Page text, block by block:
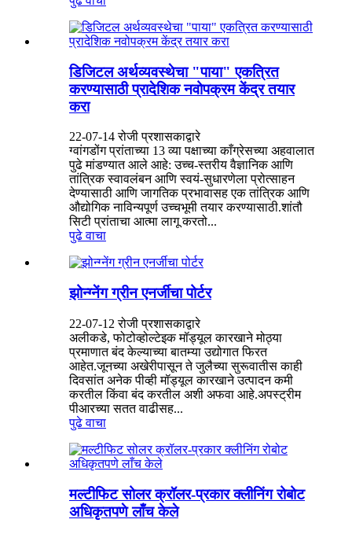
डिजिटल अर्थव्यवस्थेचा "पाया" एकत्रित
करण्यासाठी प्रादेशिक नवोपक्रम केंद्र तयार
करा
22-07-14 रोजी प्रशासकाद्वारे
ग्वांगडोंग प्रांताच्या 13 व्या पक्षाच्या काँग्रेसच्या अहवालात
पुढे मांडण्यात आले आहे: उच्च-स्तरीय वैज्ञानिक आणि
तांत्रिक स्वावलंबन आणि स्वयं-सुधारणेला प्रोत्साहन
देण्यासाठी आणि जागतिक प्रभावासह एक तांत्रिक आणि
औद्योगिक नाविन्यपूर्ण उच्चभूमी तयार करण्यासाठी.शांतौ
सिटी प्रांताचा आत्मा लागू करतो...
पुढे वाचा
झोन्ग्नेंग ग्रीन एनर्जीचा पोर्टर
22-07-12 रोजी प्रशासकाद्वारे
अलीकडे, फोटोव्होल्टेइक मॉड्यूल कारखाने मोठ्या
प्रमाणात बंद केल्याच्या बातम्या उद्योगात फिरत
आहेत.जूनच्या अखेरीपासून ते जुलैच्या सुरूवातीस काही
दिवसांत अनेक पीव्ही मॉड्यूल कारखाने उत्पादन कमी
करतील किंवा बंद करतील अशी अफवा आहे.अपस्ट्रीम
पीआरच्या सतत वाढीसह...
पुढे वाचा
मल्टीफिट सोलर क्रॉलर-प्रकार क्लीनिंग रोबोट
अधिकृतपणे लाँच केले